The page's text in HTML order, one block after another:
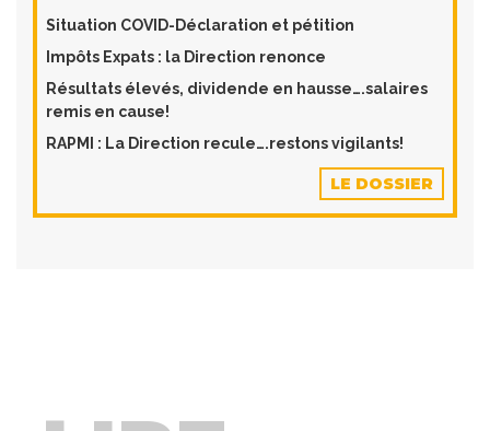
Situation COVID-Déclaration et pétition
Impôts Expats : la Direction renonce
Résultats élevés, dividende en hausse….salaires
remis en cause!
RAPMI : La Direction recule….restons vigilants!
LE DOSSIER